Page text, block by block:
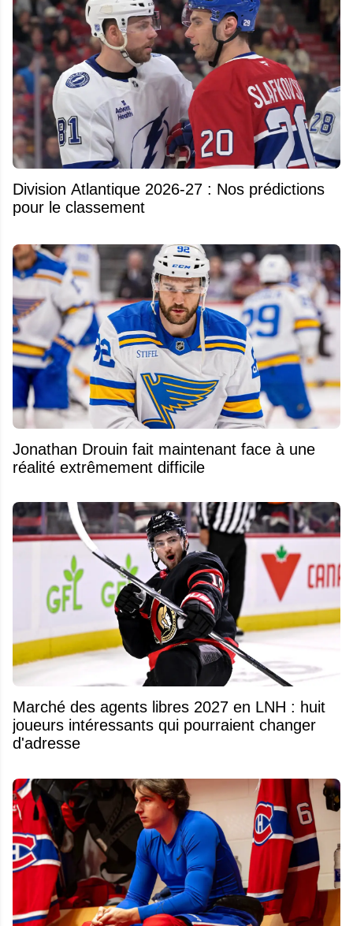
Division Atlantique 2026-27 : Nos prédictions
pour le classement
Jonathan Drouin fait maintenant face à une
réalité extrêmement difficile
Marché des agents libres 2027 en LNH : huit
joueurs intéressants qui pourraient changer
d'adresse